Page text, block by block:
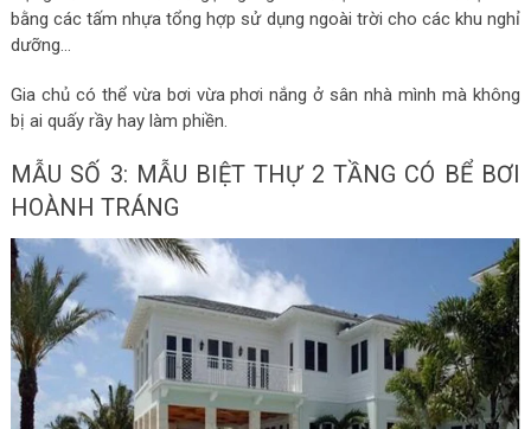
bằng các tấm nhựa tổng hợp sử dụng ngoài trời cho các khu nghỉ
dưỡng…
Gia chủ có thể vừa bơi vừa phơi nắng ở sân nhà mình mà không
bị ai quấy rầy hay làm phiền.
MẪU SỐ 3: MẪU BIỆT THỰ 2 TẦNG CÓ BỂ BƠI
HOÀNH TRÁNG